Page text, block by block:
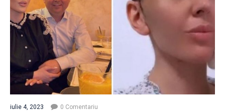
iulie 4, 2023 0 Comentariu